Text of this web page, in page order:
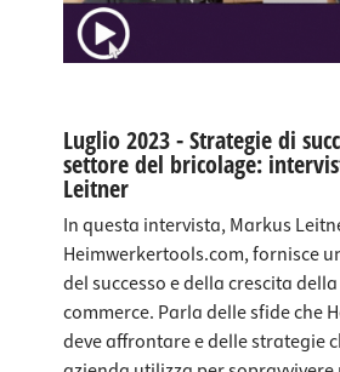
Luglio 2023 - Strategie di
settore del bricolage:
Leitner
In questa intervista, Markus
Heimwerkertools.com, fornisce
del successo e della crescita
commerce. Parla delle sfide che
deve affrontare e delle strategie